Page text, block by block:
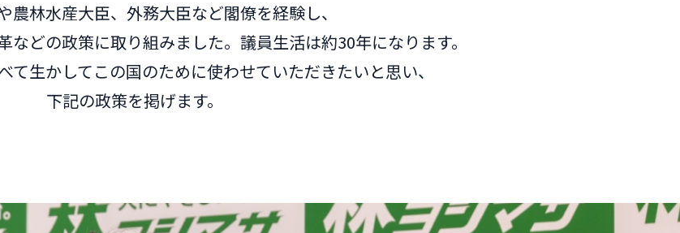
農林水産大臣、外務大臣など閣僚を経験し、
などの政策に取り組みました。議員生活は約30年になります。
て生かしてこの国のために使わせていただきたいと思い、
下記の政策を掲げます。